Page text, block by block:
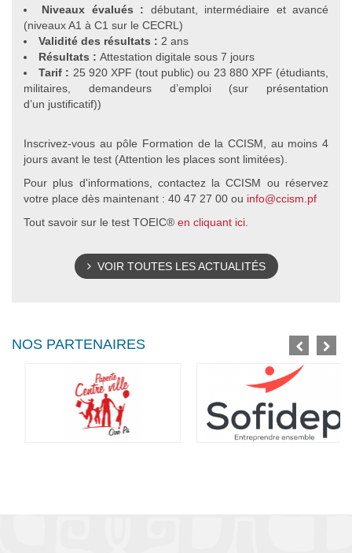
Niveaux évalués : débutant, intermédiaire et avancé
(niveaux A1 à C1 sur le CECRL)
Validité des résultats : 2 ans
Résultats : Attestation digitale sous 7 jours
Tarif : 25 920 XPF (tout public) ou 23 880 XPF (étudiants,
militaires, demandeurs d’emploi (sur présentation
d’un justificatif))
Inscrivez-vous au pôle Formation de la CCISM, au moins 4
jours avant le test (Attention les places sont limitées).
Pour plus d'informations, contactez la CCISM ou réservez
votre place dès maintenant : 40 47 27 00 ou info@ccism.pf
Tout savoir sur le test TOEIC® en cliquant ici.
VOIR TOUTES LES ACTUALITÉS
NOS PARTENAIRES